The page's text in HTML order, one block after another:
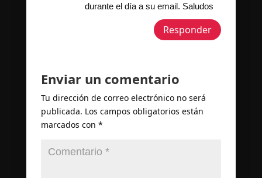
durante el día a su email. Saludos
Responder
Enviar un comentario
Tu dirección de correo electrónico no será
publicada. Los campos obligatorios están
marcados con *